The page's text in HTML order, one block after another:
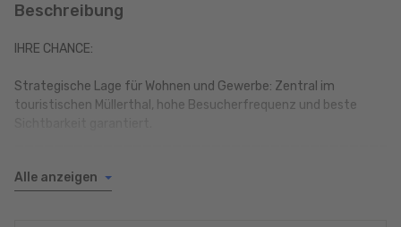
Beschreibung
IHRE CHANCE:
Strategische Lage für Wohnen und Gewerbe: Zentral im
touristischen Müllerthal, hohe Besucherfrequenz und beste
+ Zentrale Lage im Müllerthal (Müllerthal Trail)
Alle anzeigen